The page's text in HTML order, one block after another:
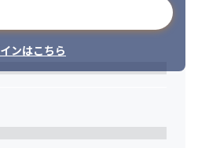
PC、プリンター、電話システムな
的なサポートも担います。社員か
シュートなど、業務が円滑に進む
ンはこちら